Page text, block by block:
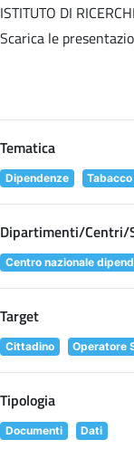
ISTITUTO DI
Scarica le
Tematica
Dipendenze
Dipartimenti/Centri/
Centro nazionale
Target
Cittadino Operatore
Tipologia
Documenti Dati